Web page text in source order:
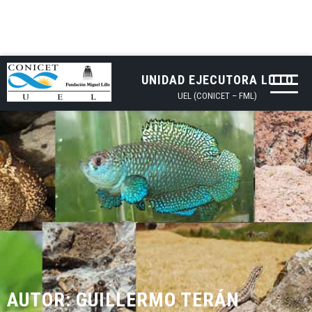
UNIDAD EJECUTORA LILLO
UEL (CONICET – FML)
AUTOR:GUILLERMO TERÁN